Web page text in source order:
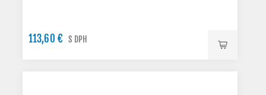
113,60 € S DPH